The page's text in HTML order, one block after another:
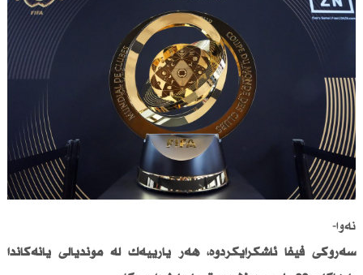
نەوا-
سەرۆكی فیفا ئاشكرایكردوە، هەر یارییەك لە مۆندیالی یانەكاندا